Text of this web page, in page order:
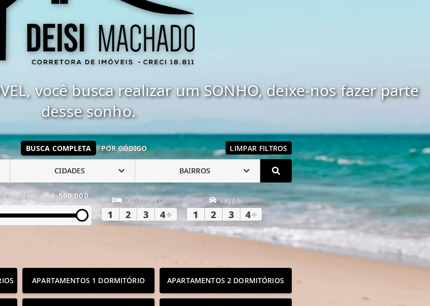
você busca realizar um SONHO, deixe-nos fazer parte
desse sonho.
BUSCA COMPLETA POR CÓDIGO LIMPAR FILTROS
CIDADES BAIRROS
(R$) 6.500.000 Dormitórios
1 2 3 4+
Vagas
1 2 3 4+
APARTAMENTOS 1 DORMITÓRIO APARTAMENTOS 2 DORMITÓRIOS